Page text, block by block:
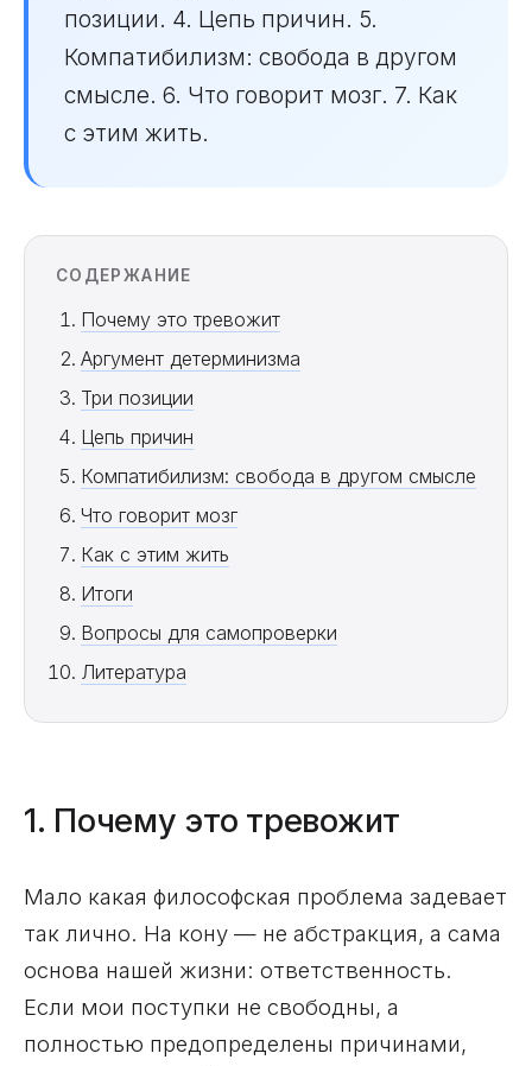
позиции. 4. Цепь причин. 5.
Компатибилизм: свобода в другом
смысле. 6. Что говорит мозг. 7. Как
с этим жить.
СОДЕРЖАНИЕ
Почему это тревожит
Аргумент детерминизма
Три позиции
Цепь причин
Компатибилизм: свобода в другом смысле
Что говорит мозг
Как с этим жить
Итоги
Вопросы для самопроверки
Литература
1. Почему это тревожит
Мало какая философская проблема задевает
так лично. На кону — не абстракция, а сама
основа нашей жизни: ответственность.
Если мои поступки не свободны, а
полностью предопределены причинами,